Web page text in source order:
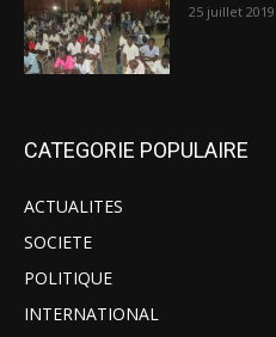
25 juillet 2019
CATEGORIE POPULAIRE
ACTUALITES
SOCIETE
POLITIQUE
INTERNATIONAL